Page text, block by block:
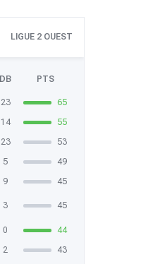
LIGUE 2 OUEST
DB PTS
23
65
14
55
23
53
5
49
9 45
3 45
0
44
2 43